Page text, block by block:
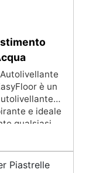
con
ore per una
e piazzali,
e agenti
è un
e ideale
qualsiasi
resistente,
anche su